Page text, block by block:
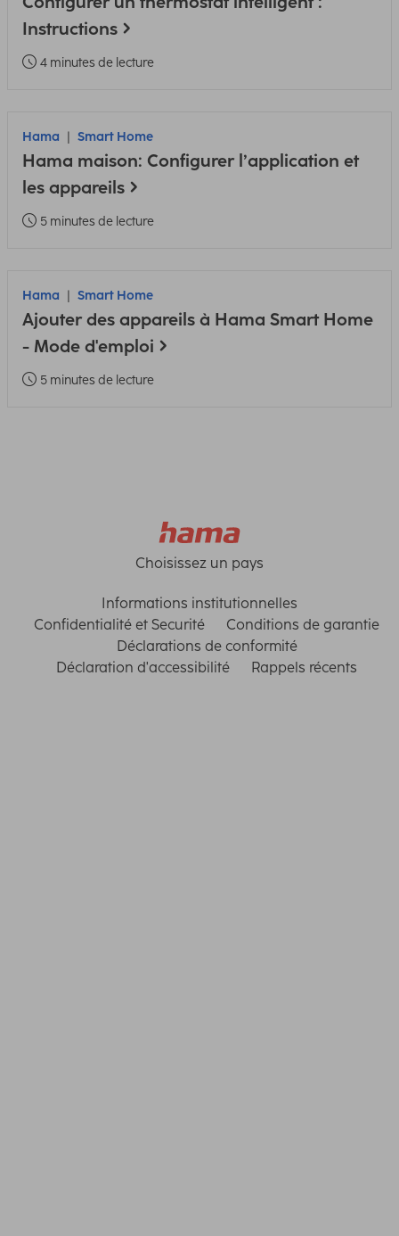
Instructions
4 minutes de lecture
Hama Smart Home
Hama maison: Configurer l’application et
les appareils
5 minutes de lecture
Hama Smart Home
Ajouter des appareils à Hama Smart Home
- Mode d'emploi
5 minutes de lecture
Choisissez un pays
Informations institutionnelles
Confidentialité et Securité
Conditions de garantie
Déclarations de conformité
Déclaration d'accessibilité
Rappels récents